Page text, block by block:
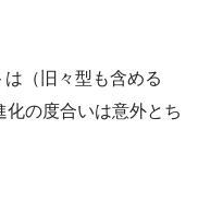
（旧々型も含める
化の度合いは意外とち